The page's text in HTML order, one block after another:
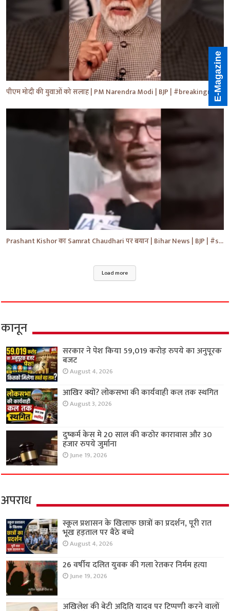
पीएम मोदी की युवाओं को सलाह | PM Narendra Modi | BJP | #breakingnews #shorts #yt #news
Prashant Kishor का Samrat Chaudhari पर बयान | Bihar News | BJP | #shorts #yt #breaking #news
Load more
कानून
सरकार ने पेश किया 59,019 करोड़ रुपये का अनुपूरक
बजट
August 4, 2026
आखिर क्यों? लोकसभा की कार्यवाही कल तक स्थगित
August 3, 2026
दुष्कर्म केस मे 20 साल की कठोर कारावास और 30
हजार रुपये जुर्माना
June 19, 2026
अपराध
स्कूल प्रशासन के खिलाफ छात्रों का प्रदर्शन, पूरी रात
भूख हड़ताल पर बैठे बच्चे
August 4, 2026
26 वर्षीय दलित युवक की गला रेतकर निर्मम हत्या
June 19, 2026
अखिलेश की बेटी अदिति यादव पर टिप्पणी करने वालों
E-Magazine